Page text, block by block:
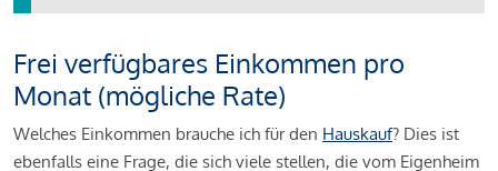
Frei verfügbares Einkommen pro
Monat (mögliche Rate)
Welches Einkommen brauche ich für den Hauskauf? Dies ist
ebenfalls eine Frage, die sich viele stellen, die vom Eigenheim